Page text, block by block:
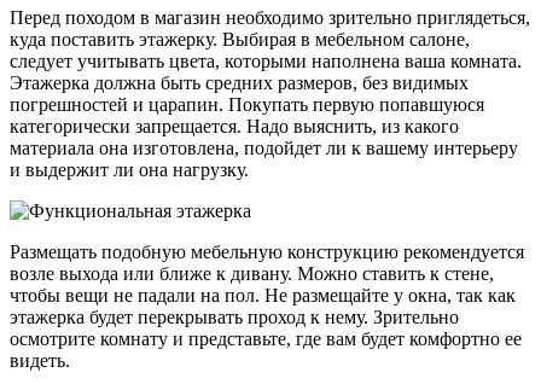
Перед походом в магазин необходимо зрительно приглядеться,
куда поставить этажерку. Выбирая в мебельном салоне,
следует учитывать цвета, которыми наполнена ваша комната.
Этажерка должна быть средних размеров, без видимых
погрешностей и царапин. Покупать первую попавшуюся
категорически запрещается. Надо выяснить, из какого
материала она изготовлена, подойдет ли к вашему интерьеру
и выдержит ли она нагрузку.
Размещать подобную мебельную конструкцию рекомендуется
возле выхода или ближе к дивану. Можно ставить к стене,
чтобы вещи не падали на пол. Не размещайте у окна, так как
этажерка будет перекрывать проход к нему. Зрительно
осмотрите комнату и представьте, где вам будет комфортно ее
видеть.